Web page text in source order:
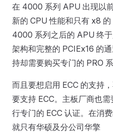
在 4000 系列 APU 出现以
新的 CPU 性能和只有 x8
4000 系列之后的 APU 终
架构和完整的 PCIEx16 的
持却需要购买专门的 PRO
而且要想启用 ECC 的支持
要支持 ECC。主板厂商也
行专门的 ECC 认证。在消
就只有华硕及分公司华擎